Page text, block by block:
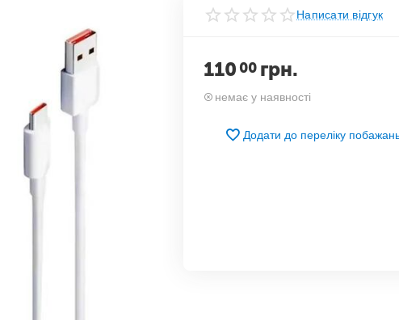
Написати відгук
110 00 грн.
немає у наявності
Додати до переліку